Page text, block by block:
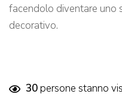
facendolo diventare uno
decorativo.
30persone stanno